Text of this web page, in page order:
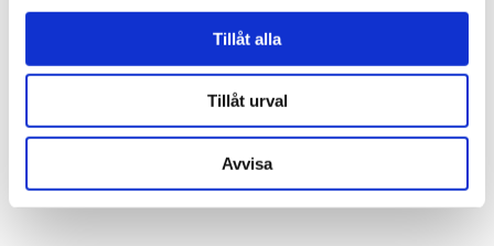
Tillåt alla
Tillåt urval
Avvisa
30 dagars öppet köp - gäller ej företagskunder eller beställningsvaror